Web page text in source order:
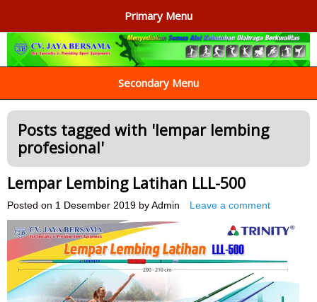
Primary Menu
AGEN ALAT OLAHRAGA
Menyediakan Alat Olahraga Terlengkap di Indonesia
Secondary Menu
Posts tagged with 'lempar lembing
profesional'
Lempar Lembing Latihan LLL-500
Posted on 1 Desember 2019 by Admin Leave a comment